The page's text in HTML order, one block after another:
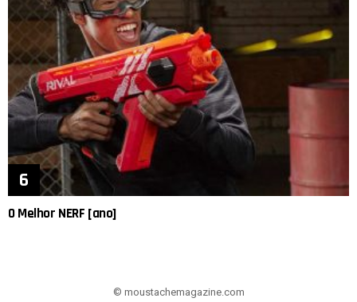
O Melhor NERF [ano]
© moustachemagazine.com